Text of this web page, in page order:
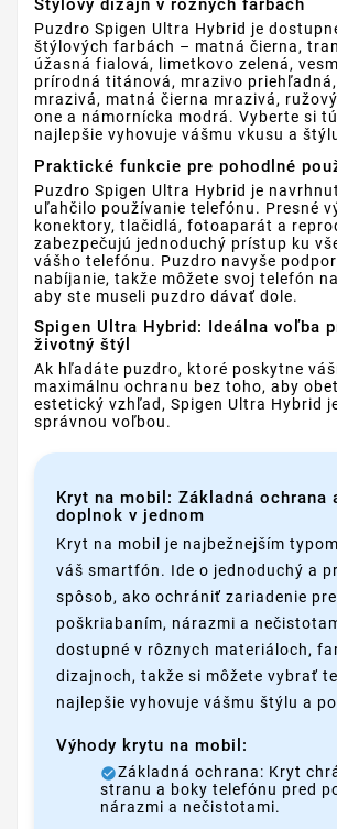
Štýlový dizajn v rôznych farbách
Puzdro Spigen Ultra Hybrid je
štýlových farbách – matná čierna,
úžasná fialová, limetkovo zelená,
prírodná titánová, mrazivo
mrazivá, matná čierna mrazivá,
one a námornícka modrá. Vyberte si
najlepšie vyhovuje vášmu vkusu a
Praktické funkcie pre pohodlné
Puzdro Spigen Ultra Hybrid je
uľahčilo používanie telefónu. Presné
konektory, tlačidlá, fotoaparát a
zabezpečujú jednoduchý prístup ku
vášho telefónu. Puzdro navyše
nabíjanie, takže môžete svoj telefón
aby ste museli puzdro dávať dole.
Spigen Ultra Hybrid: Ideálna voľba
životný štýl
Ak hľadáte puzdro, ktoré poskytne
maximálnu ochranu bez toho, aby
estetický vzhľad, Spigen Ultra Hybrid
správnou voľbou.
Kryt na mobil: Základná ochrana
doplnok v jednom
Kryt na mobil je najbežnejším
váš smartfón. Ide o jednoduchý a
spôsob, ako ochrániť zariadenie
poškriabaním, nárazmi a
dostupné v rôznych materiáloch,
dizajnoch, takže si môžete vybrať
najlepšie vyhovuje vášmu štýlu a
Výhody krytu na mobil:
Základná ochrana: Kryt
stranu a boky telefónu pred
nárazmi a nečistotami.